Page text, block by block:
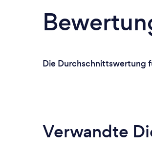
Die Durchschnittswertung
Verwandte